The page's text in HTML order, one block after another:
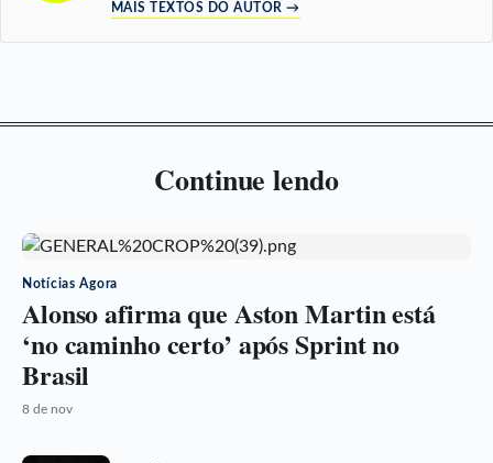
MAIS TEXTOS DO AUTOR →
Continue lendo
Notícias Agora
Alonso afirma que Aston Martin está
‘no caminho certo’ após Sprint no
Brasil
8 de nov